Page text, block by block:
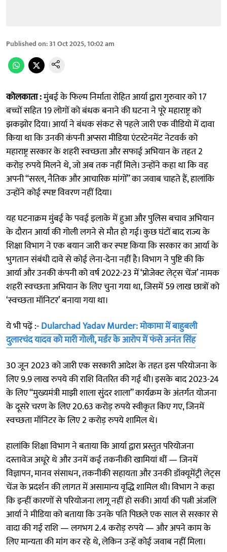
Published on:31 Oct 2025, 10:02 am
कोलकाता :मुंबई के फिल्म निर्माता रोहित आर्या द्वारा गुरुवार को 17
बच्चों सहित 19 लोगों को बंधक बनाने की घटना ने पूरे महाराष्ट्र को
झकझोर दिया। आर्या ने बंधक संकट से पहले जारी एक वीडियो में दावा
किया था कि उनकी कंपनी अप्सरा मीडिया एंटरटेनमेंट नेटवर्क को
महाराष्ट्र सरकार के शहरी स्वच्छता और सफाई अभियान के तहत 2
करोड़ रुपये मिलने थे, जो अब तक नहीं मिले। उन्होंने कहा था कि वह
अपनी “सरल, नैतिक और आचारिक मांगों” का जवाब चाहते हैं, हालांकि
उन्होंने कोई स्पष्ट विवरण नहीं दिया।
यह घटनाक्रम मुंबई के पवई इलाके में हुआ और पुलिस बचाव अभियान
के दौरान आर्या की गोली लगने से मौत हो गई। कुछ घंटों बाद राज्य के
शिक्षा विभाग ने एक बयान जारी कर स्पष्ट किया कि सरकार का आर्या के
भुगतान संबंधी दावे से कोई लेना-देना नहीं है। विभाग ने पुष्टि की कि
आर्या और उनकी कंपनी को वर्ष 2022-23 में ‘प्रोजेक्ट लेट्स चेंज’ नामक
शहरी स्वच्छता अभियान के लिए चुना गया था, जिसमें 59 लाख छात्रों को
‘स्वच्छता मॉनिटर’ बनाया गया था।
ये भी पढ़ें :-Dularchad Yadav Murder: मोकामा में बाहुबली
दुलारचंद यादव को मारी गोली, मर्डर के आरोप में फंसे अनंत सिंह
30 जून 2023 को जारी एक सरकारी आदेश के तहत इस परियोजना के
लिए 9.9 लाख रुपये की राशि वितरित की गई थी। इसके बाद 2023-24
के लिए “मुख्यमंत्री माझी शाला सुंदर शाला” कार्यक्रम के अंतर्गत योजना
के दूसरे चरण के लिए 20.63 करोड़ रुपये स्वीकृत किए गए, जिनमें
स्वच्छता मॉनिटर के लिए 2 करोड़ रुपये शामिल थे।
हालांकि शिक्षा विभाग ने बताया कि आर्या द्वारा प्रस्तुत परियोजना
दस्तावेज अधूरे थे और उनमें कई तकनीकी खामियां थीं — जिनमें
विज्ञापन, मानव संसाधन, तकनीकी सहायता और उनकी डॉक्यूमेंट्री लेट्स
चेंज के प्रदर्शन की लागत में असामान्य वृद्धि शामिल थी। विभाग ने कहा
कि इन्हीं कारणों से परियोजना लागू नहीं हो सकी। आर्या की पत्नी अंजलि
आर्या ने मीडिया को बताया कि उनके पति पिछले एक साल से सरकार से
वादा की गई राशि — लगभग 2.4 करोड़ रुपये — और अपने काम के
लिए मान्यता की मांग कर रहे थे, लेकिन उन्हें कोई जवाब नहीं मिला।